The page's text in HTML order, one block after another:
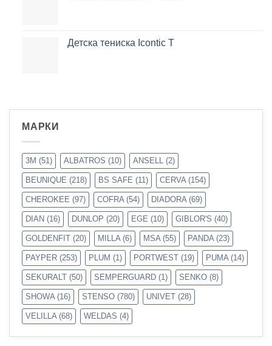
Детска тениска Icontic T
МАРКИ
3M (51) ALBATROS (10) ANSELL (2)
BEUNIQUE (218) BS SAFE (11) CERVA (154)
CHEROKEE (97) COFRA (54) DIADORA (69)
DIAN (16) DUNLOP (20) EGE (10) GIBLOR'S (40)
GOLDENFIT (20) MILLA (6) MSA (55) PANDA (23)
PAYPER (253) PLUM (1) PORTWEST (19) PUMA (14)
SEKURALT (50) SEMPERGUARD (1) SENKO (8)
SHOWA (16) STENSO (780) UNIVET (28)
VELILLA (68) WELDAS (4)